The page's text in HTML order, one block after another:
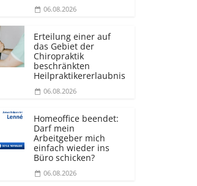
06.08.2026
Erteilung einer auf
das Gebiet der
Chiropraktik
beschränkten
Heilprakti­kererlaubnis
06.08.2026
Homeoffice beendet:
Darf mein
Arbeitgeber mich
einfach wieder ins
Büro schicken?
06.08.2026